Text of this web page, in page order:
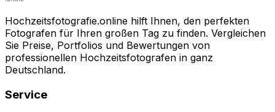
Hochzeitsfotografie.online hilft Ihnen, den perfekten
Fotografen für Ihren großen Tag zu finden. Vergleichen
Sie Preise, Portfolios und Bewertungen von
professionellen Hochzeitsfotografen in ganz
Deutschland.
Service